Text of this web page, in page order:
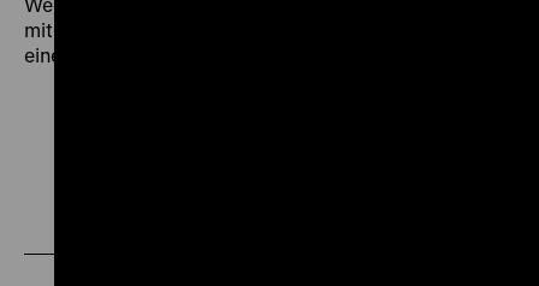
mit Berufsverbot belegt, starb er im August 1946 bei
einem Autounfall. (rs)